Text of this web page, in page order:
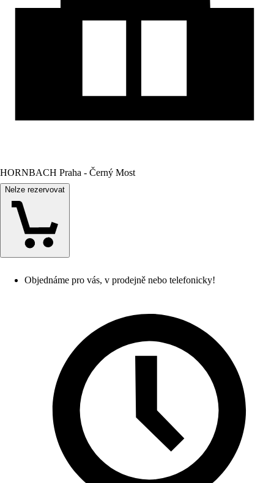
HORNBACH Praha - Černý Most
Nelze rezervovat
Objednáme pro vás, v prodejně nebo telefonicky!